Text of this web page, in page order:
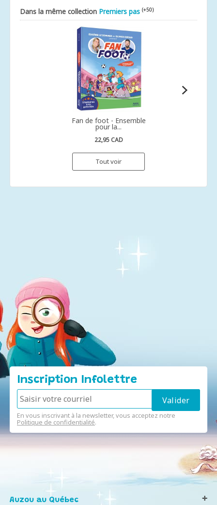
Dans la même collection Premiers pas (+50)
Fan de foot - Ensemble
pour la...
22,95 CAD
Tout voir
Inscription Infolettre
En vous inscrivant à la newsletter, vous acceptez notre
Politique de confidentialité.
Auzou au Québec